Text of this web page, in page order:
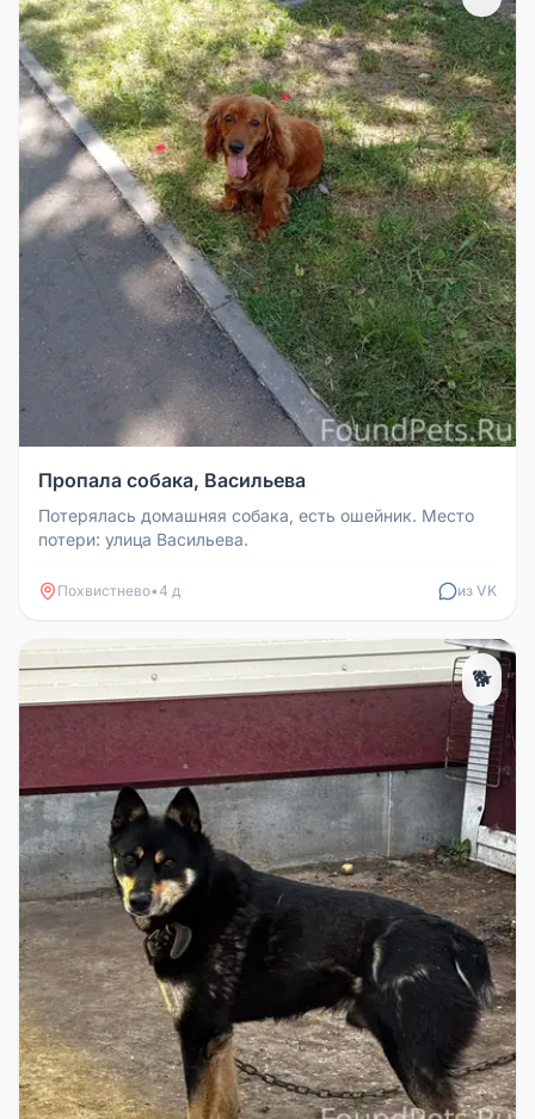
Пропала собака, Васильева
Потерялась домашняя собака, есть ошейник. Место
потери: улица Васильева.
Похвистнево•4 д из VK
🐕